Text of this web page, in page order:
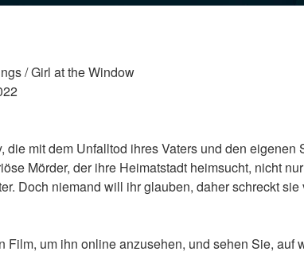
/ Girl at the Window
die mit dem Unfalltod ihres Vaters und den eigenen
Mörder, der ihre Heimatstadt heimsucht, nicht
Doch niemand will ihr glauben, daher schreckt
Film, um ihn online anzusehen, und sehen Sie, auf